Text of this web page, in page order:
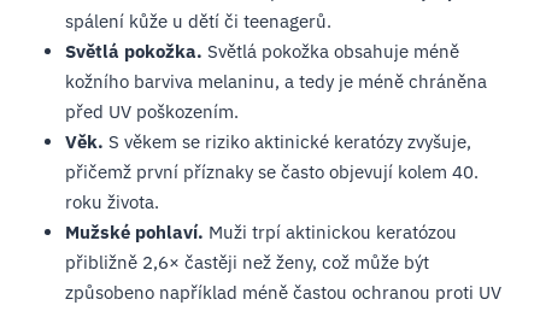
spálení kůže u dětí či teenagerů.
Světlá pokožka. Světlá pokožka obsahuje méně
kožního barviva melaninu, a tedy je méně chráněna
před UV poškozením.
Věk. S věkem se riziko aktinické keratózy zvyšuje,
přičemž první příznaky se často objevují kolem 40.
roku života.
Mužské pohlaví. Muži trpí aktinickou keratózou
přibližně 2,6× častěji než ženy, což může být
způsobeno například méně častou ochranou proti UV